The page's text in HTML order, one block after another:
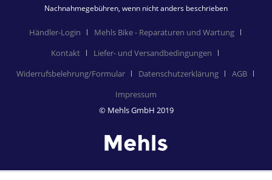
Nachnahmegebühren, wenn nicht anders beschrieben
Händler-Login
Mehls Bike - Reparaturen und Wartung
Kontakt
Liefer- und Versandbedingungen
Widerrufsbelehrung/Formular
Datenschutzerklärung
AGB
Impressum
© Mehls GmbH 2019